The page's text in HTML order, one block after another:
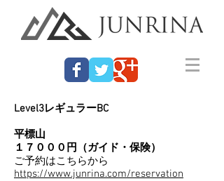
Level3レギュラーBC
平標山
１７０００円（ガイド・保険）
ご予約はこちらから
https://www.junrina.com/reservation